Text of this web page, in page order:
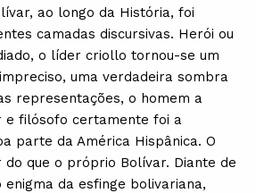
ao longo da História, foi
camadas discursivas. Herói ou
o líder criollo tornou-se um
uma verdadeira sombra
representações, o homem a
filósofo certamente foi a
parte da América Hispânica. O
do que o próprio Bolívar. Diante de
enigma da esfinge bolivariana,